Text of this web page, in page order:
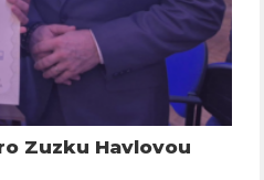
Zuzku Havlovou